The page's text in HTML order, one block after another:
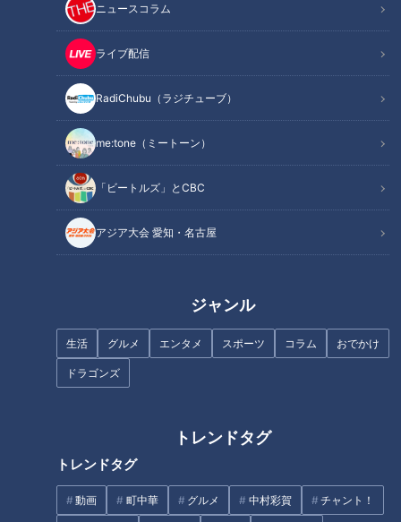
ニュースコラム
ライブ配信
RadiChubu（ラジチューブ）
me:tone（ミートーン）
「ビートルズ」とCBC
アジア大会 愛知・名古屋
ジャンル
生活 グルメ エンタメ スポーツ コラム おでかけ
ドラゴンズ
トレンドタグ
トレンドタグ
動画 町中華 グルメ 中村彩賀 チャント！
この記事を見たあなたへのおすすめ
お年玉はキャッシュレス希望が
４割！お正月の伝統行事にも大
南海トラフ巨大地震は、将来必
けて、備えは大丈夫？大石邦彦
アンカーマンが東北を訪れ、徹
10日（金） 放送決定！
サクラ グラデュエーションが子
「ボイメン体操」が26年1月よ